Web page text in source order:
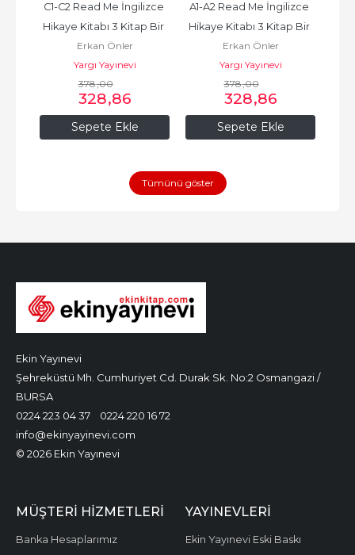
Sepete Ekle
C1-C2 Read Me İngilizce
Hikaye Kitabı 3 Kitap Bir
Arada
Erkan Önler
Yargı Yayınevi
378,00
328,86
Sepete Ekle
A1-A2 Read Me İngilizce
Hikaye Kitabı 3 Kitap Bir
Arada
Erkan Önler
Yargı Yayınevi
378,00
328,86
Tümünü göster
Ekin Yayınevi
Şehreküstü Mh. Cumhuriyet Cd. Durak Sk. No:2 Osmangazi /
BURSA
0224 223 04 37
0224 220 16 72
info@ekinyayinevi.com
© 2026 Ekin Yayınevi
MÜŞTERI HIZMETLERI
Banka Hesaplarımız
YAYINEVLERI
Ekin Yayınevi Eski Baskı